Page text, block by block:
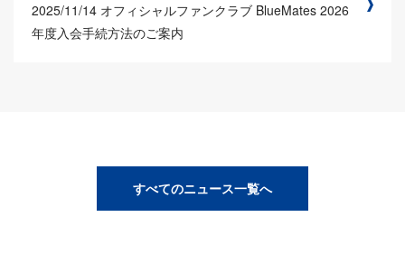
2025/11/14 オフィシャルファンクラブ BlueMates 2026
年度入会手続方法のご案内
すべてのニュース一覧へ